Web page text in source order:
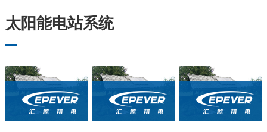
太阳能电站系统